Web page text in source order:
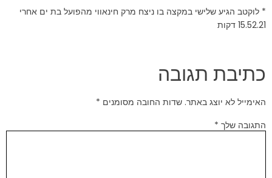
* לוקטב הגיע שלישי במקצה בו ניצח מרק חינאווי מהפועל בת ים אחרי
15.52.21 דקות
כתיבת תגובה
האימייל לא יוצג באתר. שדות החובה מסומנים *
התגובה שלך *